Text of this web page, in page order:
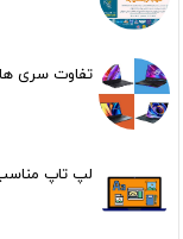
تفاوت سری
لپ تاپ